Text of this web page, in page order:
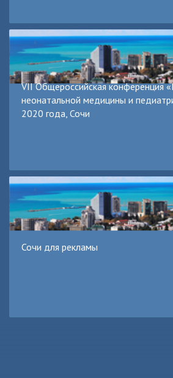
VII Общероссийская конференция
неонатальной медицины и
2020 года, Сочи
Сочи для рекламы